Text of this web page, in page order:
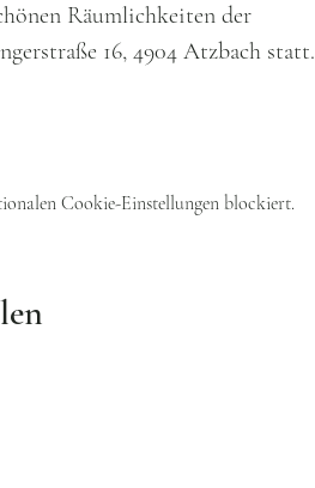
Räumlichkeiten der
16, 4904 Atzbach statt.
Cookie-Einstellungen blockiert.